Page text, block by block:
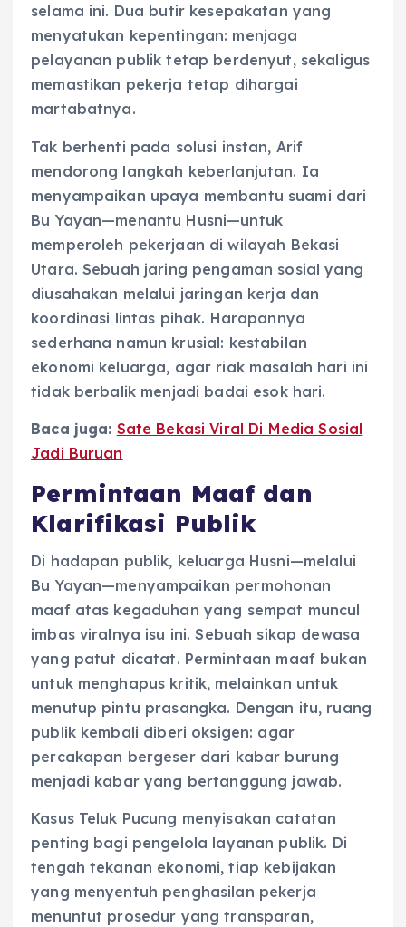
selama ini. Dua butir kesepakatan yang
menyatukan kepentingan: menjaga
pelayanan publik tetap berdenyut, sekaligus
memastikan pekerja tetap dihargai
martabatnya.
Tak berhenti pada solusi instan, Arif
mendorong langkah keberlanjutan. Ia
menyampaikan upaya membantu suami dari
Bu Yayan—menantu Husni—untuk
memperoleh pekerjaan di wilayah Bekasi
Utara. Sebuah jaring pengaman sosial yang
diusahakan melalui jaringan kerja dan
koordinasi lintas pihak. Harapannya
sederhana namun krusial: kestabilan
ekonomi keluarga, agar riak masalah hari ini
tidak berbalik menjadi badai esok hari.
Baca juga: Sate Bekasi Viral Di Media Sosial
Jadi Buruan
Permintaan Maaf dan
Klarifikasi Publik
Di hadapan publik, keluarga Husni—melalui
Bu Yayan—menyampaikan permohonan
maaf atas kegaduhan yang sempat muncul
imbas viralnya isu ini. Sebuah sikap dewasa
yang patut dicatat. Permintaan maaf bukan
untuk menghapus kritik, melainkan untuk
menutup pintu prasangka. Dengan itu, ruang
publik kembali diberi oksigen: agar
percakapan bergeser dari kabar burung
menjadi kabar yang bertanggung jawab.
Kasus Teluk Pucung menyisakan catatan
penting bagi pengelola layanan publik. Di
tengah tekanan ekonomi, tiap kebijakan
yang menyentuh penghasilan pekerja
menuntut prosedur yang transparan,